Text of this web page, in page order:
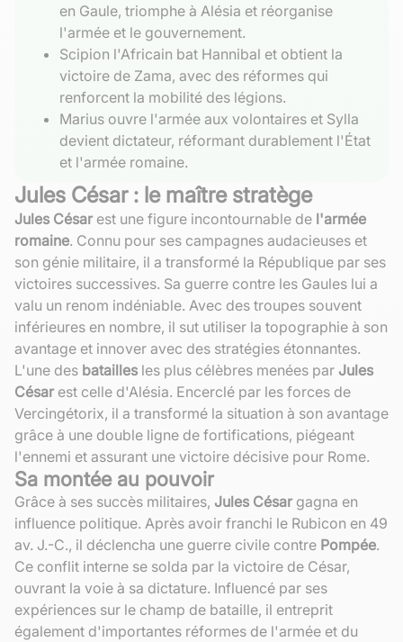
en Gaule, triomphe à Alésia et réorganise
l'armée et le gouvernement.
Scipion l'Africain bat Hannibal et obtient la
victoire de Zama, avec des réformes qui
renforcent la mobilité des légions.
Marius ouvre l'armée aux volontaires et Sylla
devient dictateur, réformant durablement l'État
et l'armée romaine.
Jules César : le maître stratège
Jules Césarest une figure incontournable de l'armée
romaine. Connu pour ses campagnes audacieuses et
son génie militaire, il a transformé la République par ses
victoires successives. Sa guerre contre les Gaules lui a
valu un renom indéniable. Avec des troupes souvent
inférieures en nombre, il sut utiliser la topographie à son
avantage et innover avec des stratégies étonnantes.
L'une des batailles les plus célèbres menées par Jules
Césarest celle d'Alésia. Encerclé par les forces de
Vercingétorix, il a transformé la situation à son avantage
grâce à une double ligne de fortifications, piégeant
l'ennemi et assurant une victoire décisive pour Rome.
Sa montée au pouvoir
Grâce à ses succès militaires, Jules Césargagna en
influence politique. Après avoir franchi le Rubicon en 49
av. J.-C., il déclencha une guerre civile contre Pompée.
Ce conflit interne se solda par la victoire de César,
ouvrant la voie à sa dictature. Influencé par ses
expériences sur le champ de bataille, il entreprit
également d'importantes réformes de l'armée et du